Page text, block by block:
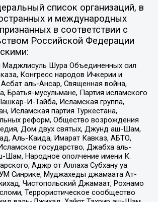
список организаций, в
и международных
в соответствии с
Российской Федерации
Шура Объединенных сил
Конгресс народов Ичкерии и
аль-Ансар, Священная война,
Братья-мусульмане, Партия исламского
И-Тайба, Исламская группа,
Исламская партия Туркестана,
реформ, Общество возрождения
Дом двух святых, Джунд аш-Шам,
Аль-Каида, Имарат Кавказ, АБТО,
государство, Джабха аль-
Шам, Народное ополчение имени К.
Аджр от Аллаха Субхану уа
Синрике, Муджахеды джамаата Ат-
Чистопольский Джамаат, Рохнамо
Террористическое сообщество